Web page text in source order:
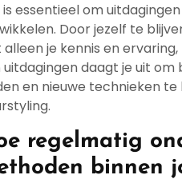
is essentieel om
Door jezelf te
alleen je kennis en
uitdagingen daagt je uit
en nieuwe technieken
regelmatig
binnen